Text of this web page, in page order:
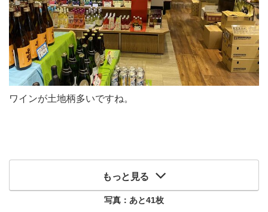
ワインが土地柄多いですね。
もっと見る
写真：あと41枚